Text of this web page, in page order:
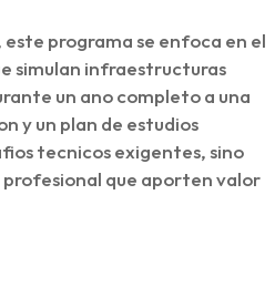
programa se enfoca en el
simulan infraestructuras
un ano completo a una
y un plan de estudios
tecnicos exigentes, sino
que aporten valor